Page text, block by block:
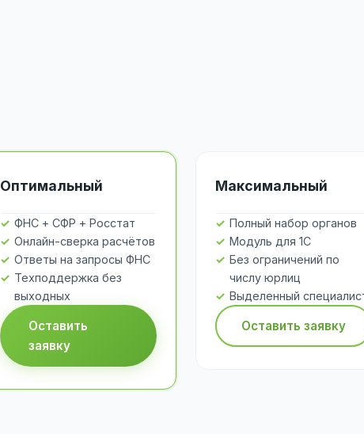
Оптимальный
ФНС + СФР + Росстат
Онлайн-сверка расчётов
Ответы на запросы ФНС
Техподдержка без
выходных
Оставить
заявку
Максимальный
Полный набор органов
Модуль для 1С
Без ограничений по
числу юрлиц
Выделенный
Оставить заявку